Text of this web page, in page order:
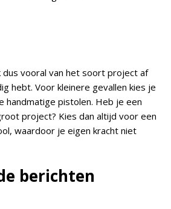
dus vooral van het soort project af
hebt. Voor kleinere gevallen kies je
handmatige pistolen. Heb je een
project? Kies dan altijd voor een
waardoor je eigen kracht niet
berichten